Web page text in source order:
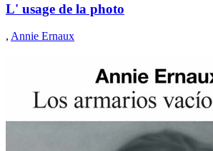
L' usage de la photo
, Annie Ernaux